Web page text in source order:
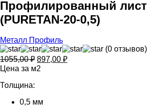
Профилированный лист
(PURETAN-20-0,5)
Металл Профиль
(0 отзывов)
1055,00₽ Первоначальная
цена
897,00 ₽Текущая
Цена за м2
Толщина:
0,5 мм